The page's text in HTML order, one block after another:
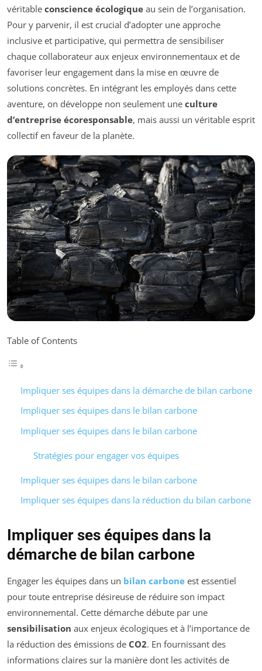
véritable conscience écologique au sein de l’organisation.
Pour y parvenir, il est crucial d’adopter une approche
inclusive et participative, qui permettra de sensibiliser
chaque collaborateur aux enjeux environnementaux et de
favoriser leur engagement dans la mise en œuvre de
solutions concrètes. En intégrant les employés dans cette
aventure, on développe non seulement une culture
d’entreprise écoresponsable, mais aussi un véritable esprit
collectif en faveur de la planète.
Table of Contents
Impliquer ses équipes dans la démarche de bilan carbone
Impliquer ses équipes dans le bilan carbone
Impliquer ses équipes dans le bilan carbone
Stratégies pour engager vos équipes
Impliquer ses équipes dans le bilan carbone
Impliquer ses équipes dans la réduction du bilan carbone
Impliquer ses équipes dans la
démarche de bilan carbone
Engager les équipes dans un bilan carbone est essentiel
pour toute entreprise désireuse de réduire son impact
environnemental. Cette démarche débute par une
sensibilisation aux enjeux écologiques et à l’importance de
la réduction des émissions de CO2. En fournissant des
informations claires sur la manière dont les activités de